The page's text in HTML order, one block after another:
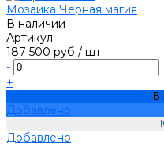
Мозаика Черная магия
В наличии
Артикул
187 500 руб / шт.
-
+
В
Добавлено
Добавлено